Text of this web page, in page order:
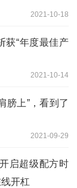
2021-10-18
获“年度最佳产
2021-10-14
膀上”，看到了
2021-09-29
启超级配方时
线开杠